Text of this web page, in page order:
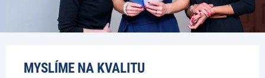
MYSLÍME NA KVALITU